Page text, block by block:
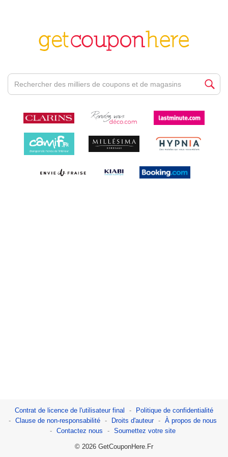
Contrat de licence de l'utilisateur final
Politique de confidentialité
Clause de non-responsabilité
Droits d'auteur
À propos de nous
Contactez nous
Soumettez votre site
© 2026 GetCouponHere.Fr